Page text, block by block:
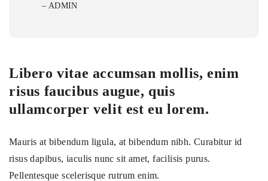
– ADMIN
Libero vitae accumsan mollis, enim
risus faucibus augue, quis
ullamcorper velit est eu lorem.
Mauris at bibendum ligula, at bibendum nibh. Curabitur id
risus dapibus, iaculis nunc sit amet, facilisis purus.
Pellentesque scelerisque rutrum enim.